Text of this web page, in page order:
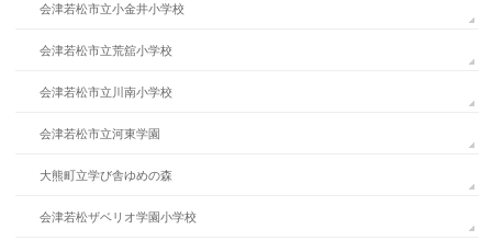
会津若松市立小金井小学校
会津若松市立荒舘小学校
会津若松市立川南小学校
会津若松市立河東学園
大熊町立学び舎ゆめの森
会津若松ザベリオ学園小学校